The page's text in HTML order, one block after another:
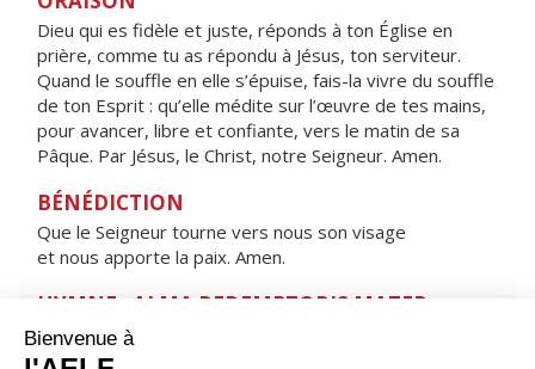
Dieu qui es fidèle et juste, réponds à ton Église en
prière, comme tu as répondu à Jésus, ton serviteur.
Quand le souffle en elle s’épuise, fais-la vivre du souffle
de ton Esprit : qu’elle médite sur l’œuvre de tes mains,
pour avancer, libre et confiante, vers le matin de sa
Pâque. Par Jésus, le Christ, notre Seigneur. Amen.
BÉNÉDICTION
Que le Seigneur tourne vers nous son visage
et nous apporte la paix. Amen.
HYMNE : ALMA REDEMPTORIS MATER,
Alma Redemptoris Mater,
quæ pervia cæli porta manes, et stella maris,